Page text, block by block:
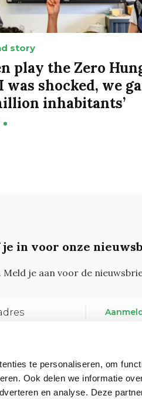
te personaliseren, om
Ook delen we informatie
en analyse. Deze
story
play the Zero
was shocked, we
inhabitants’
in voor onze
je aan voor de